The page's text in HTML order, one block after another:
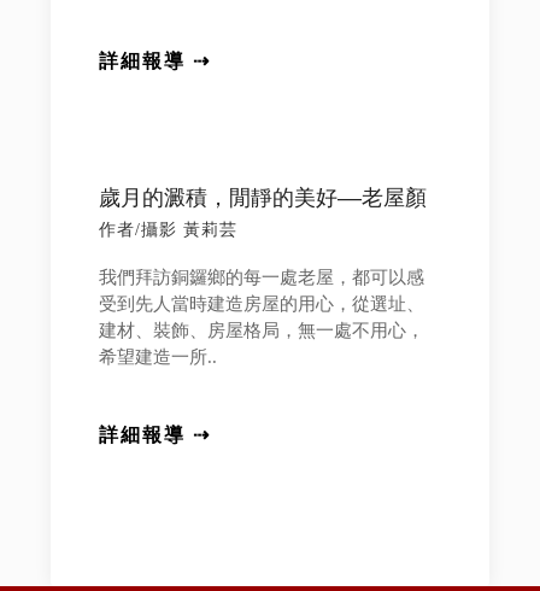
詳細報導 ⇢
歲月的澱積，閒靜的美好––老屋顏
作者/攝影 黃莉芸
我們拜訪銅鑼鄉的每一處老屋，都可以感
受到先人當時建造房屋的用心，從選址、
建材、裝飾、房屋格局，無一處不用心，
希望建造一所..
詳細報導 ⇢